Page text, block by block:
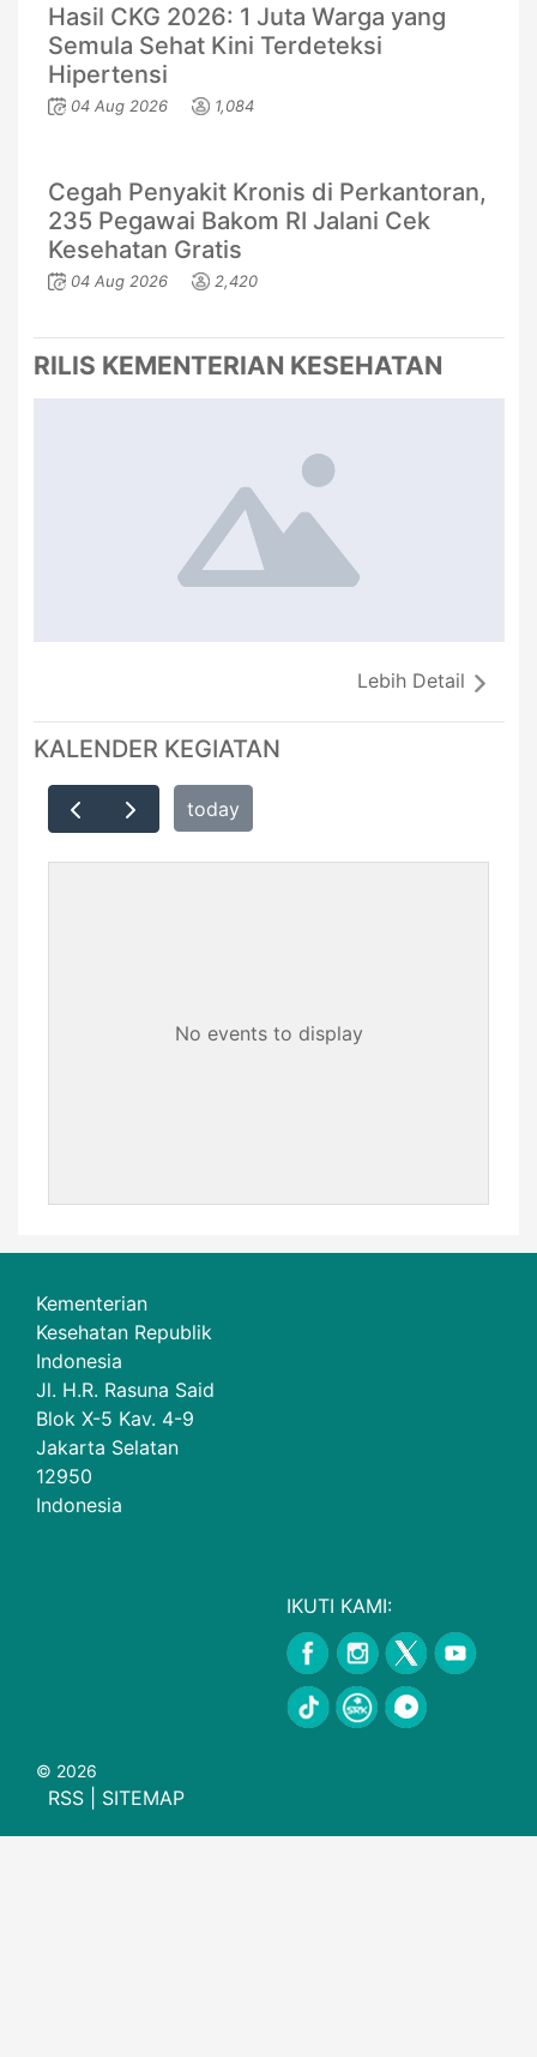
Hasil CKG 2026: 1 Juta Warga yang
Semula Sehat Kini Terdeteksi
Hipertensi
04 Aug 2026 1,084
Cegah Penyakit Kronis di Perkantoran,
235 Pegawai Bakom RI Jalani Cek
Kesehatan Gratis
04 Aug 2026 2,420
RILIS KEMENTERIAN KESEHATAN
Lebih Detail
KALENDER KEGIATAN
today
No events to display
Kementerian
Kesehatan Republik
Indonesia
Jl. H.R. Rasuna Said
Blok X-5 Kav. 4-9
Jakarta Selatan
12950
Indonesia
IKUTI KAMI:
© 2026
RSS SITEMAP